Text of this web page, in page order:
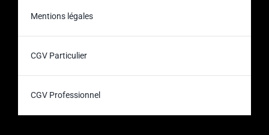
Mentions légales
CGV Particulier
CGV Professionnel